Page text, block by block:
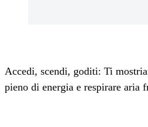
Accedi, scendi, goditi: Ti
pieno di energia e respirare aria